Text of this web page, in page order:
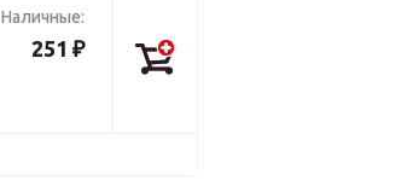
Наличные:
251 ₽